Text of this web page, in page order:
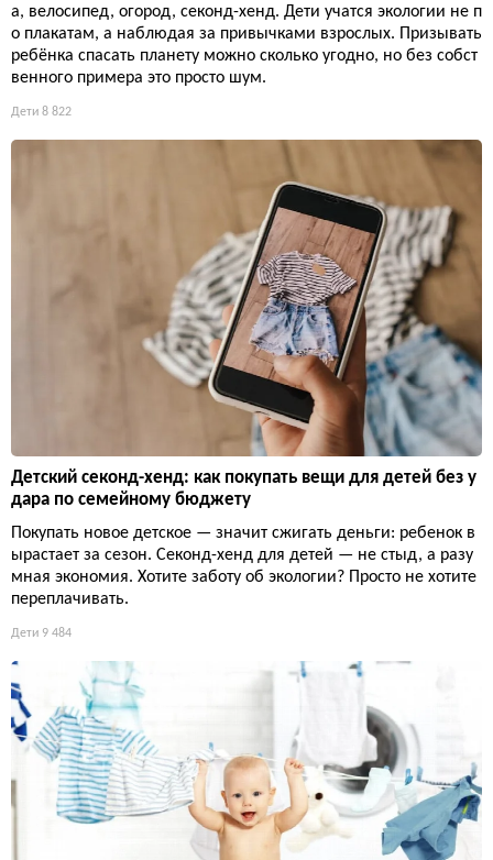
а, велосипед, огород, секонд-хенд. Дети учатся экологии не п
о плакатам, а наблюдая за привычками взрослых. Призывать
ребёнка спасать планету можно сколько угодно, но без собст
венного примера это просто шум.
Дети 8 822
Детский секонд-хенд: как покупать вещи для детей без у
дара по семейному бюджету
Покупать новое детское — значит сжигать деньги: ребенок в
ырастает за сезон. Секонд-хенд для детей — не стыд, а разу
мная экономия. Хотите заботу об экологии? Просто не хотите
переплачивать.
Дети 9 484